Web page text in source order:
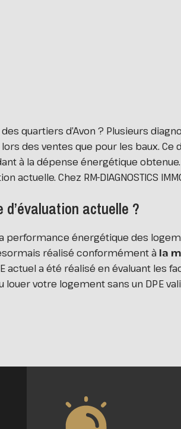
quartiers d’Avon ? Plusieurs
des ventes que pour les baux. Ce
à la dépense énergétique
actuelle. Chez RM-DIAGNOSTICS
d’évaluation actuelle ?
performance énergétique des
réalisé conformément à la
a été réalisé en évaluant les
votre logement sans un DPE